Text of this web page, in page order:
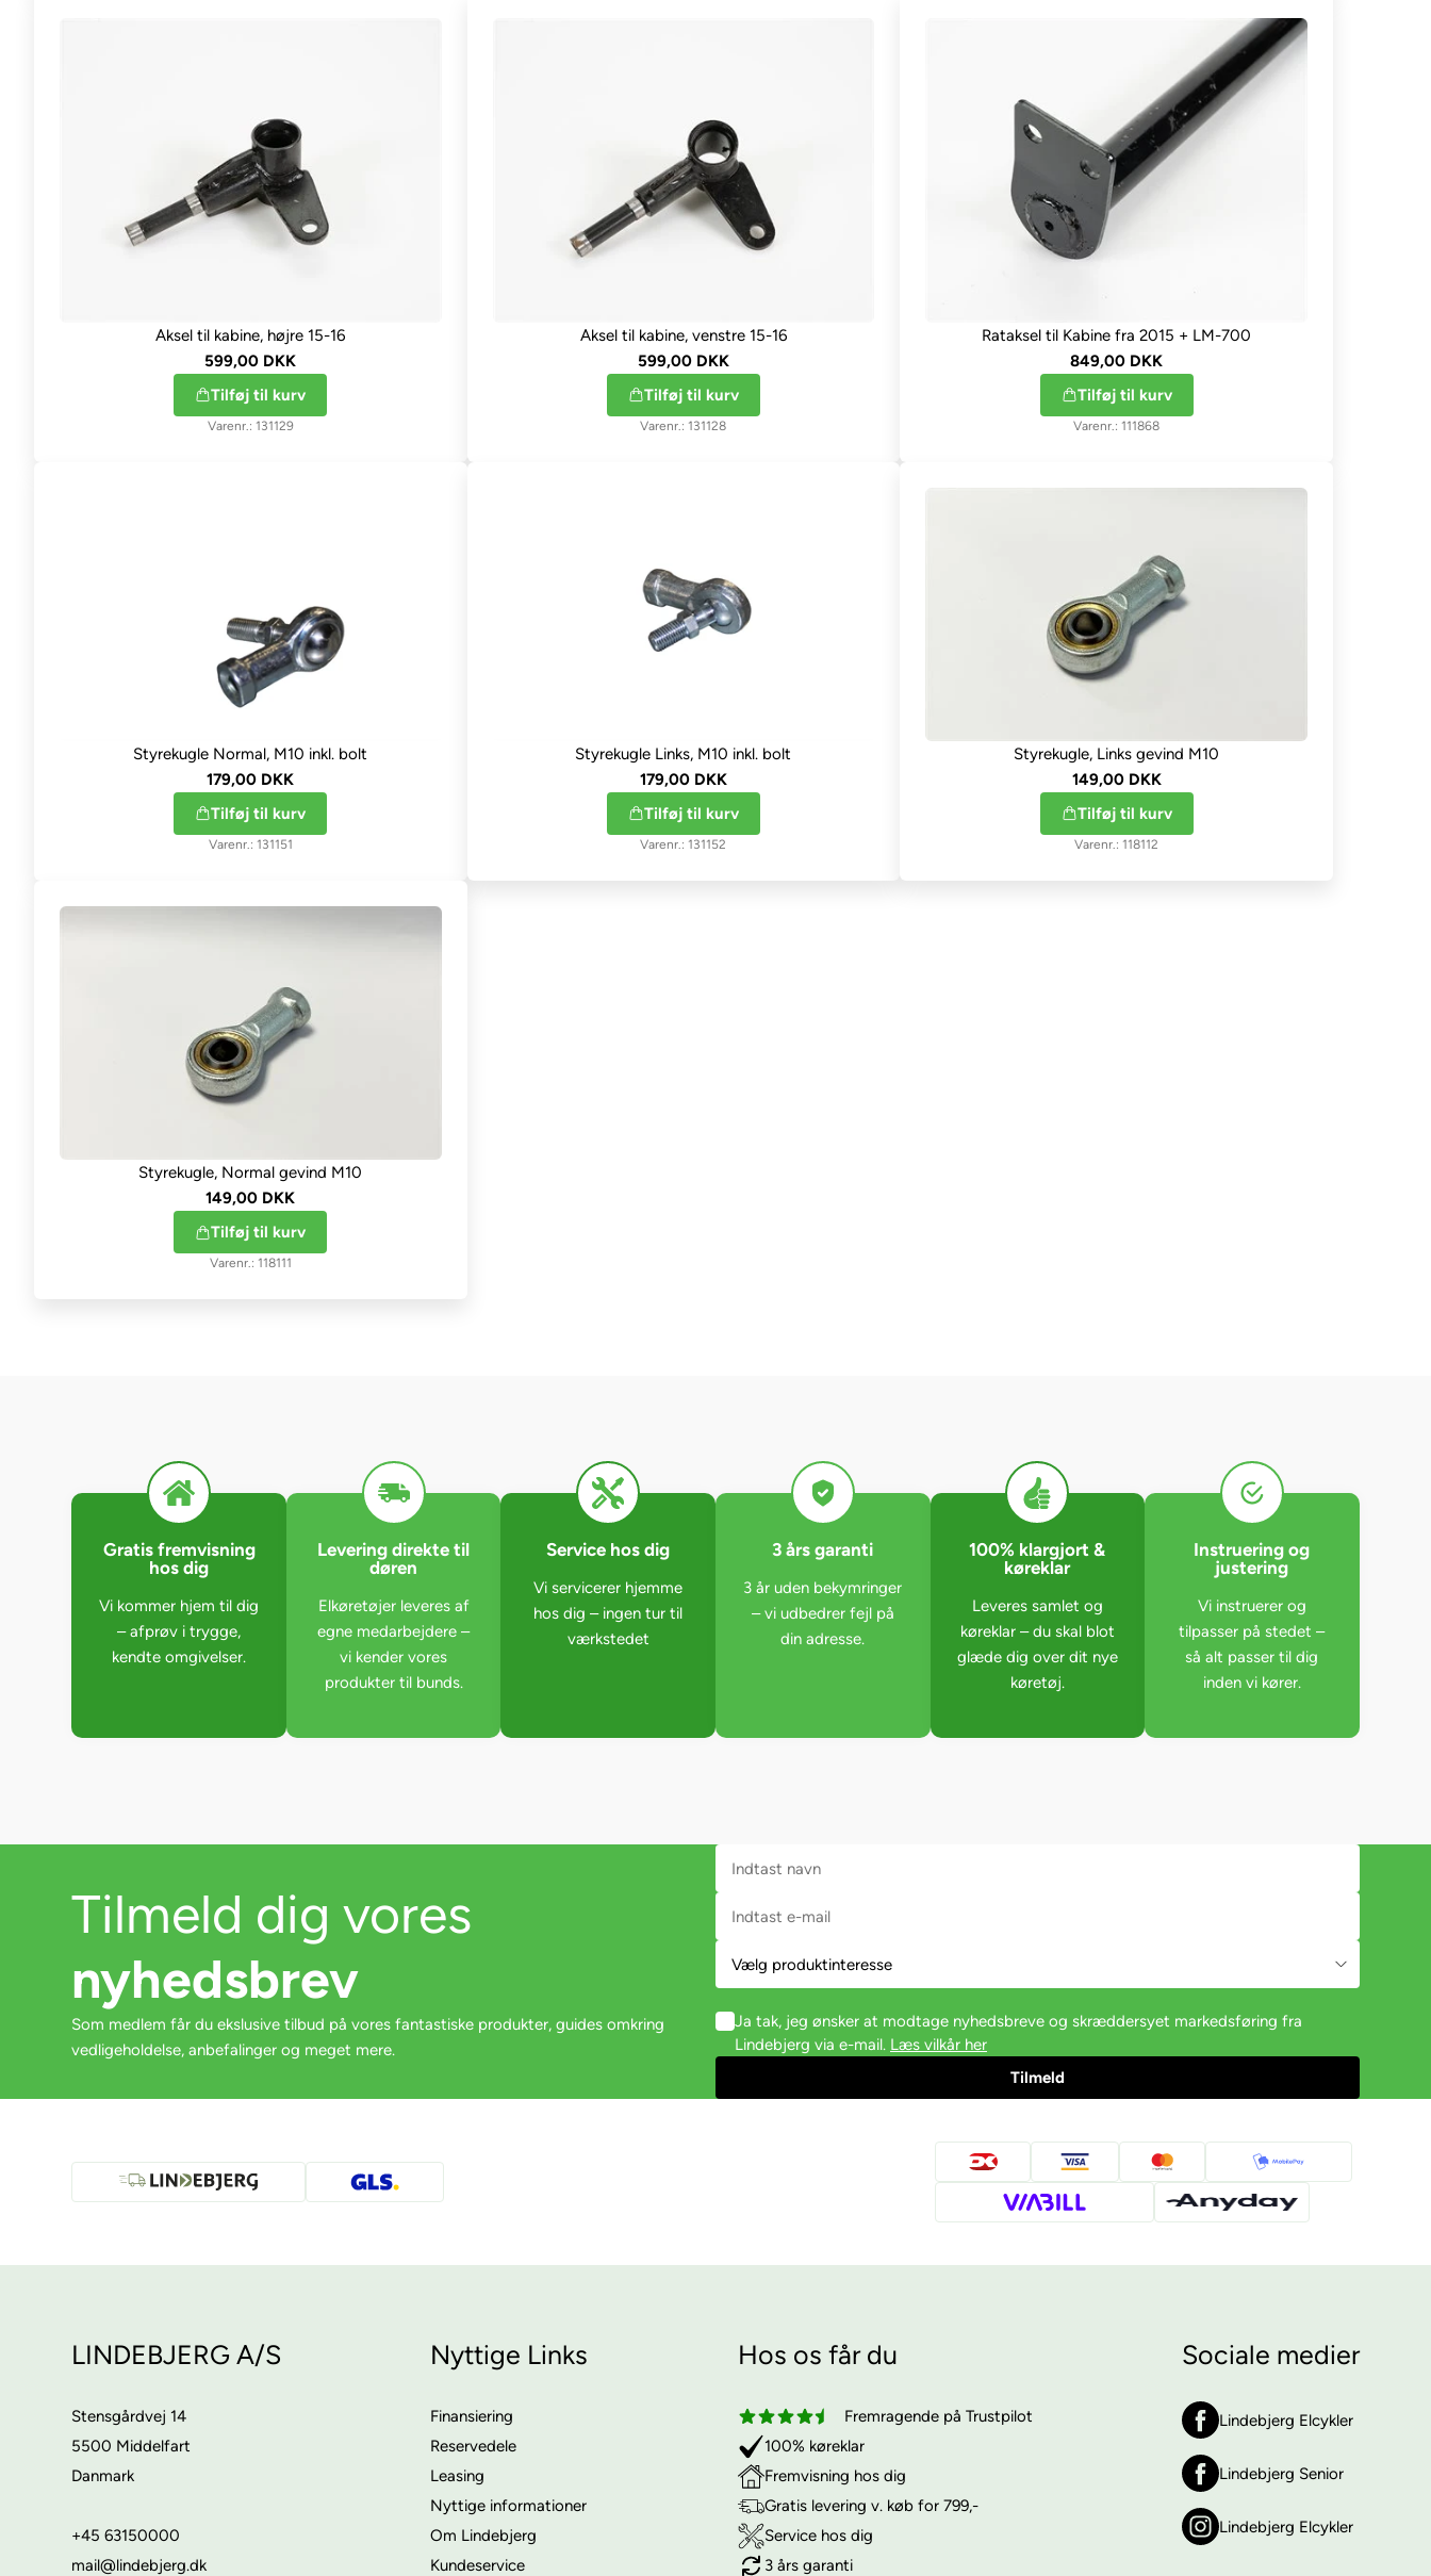
Aksel til kabine, højre 15-16
599,00 DKK
Tilføj til kurv
131129
Aksel til kabine, venstre 15-16
599,00 DKK
Tilføj til kurv
131128
Rataksel til Kabine fra 2015 + LM-700
849,00 DKK
Tilføj til kurv
111868
Styrekugle Normal, M10 inkl. bolt
179,00 DKK
Tilføj til kurv
131151
Styrekugle Links, M10 inkl. bolt
179,00 DKK
Tilføj til kurv
131152
Styrekugle, Links gevind M10
149,00 DKK
Tilføj til kurv
118112
Styrekugle, Normal gevind M10
149,00 DKK
Tilføj til kurv
118111
Gratis fremvisning
hos dig
Vi kommer hjem til dig
– afprøv i trygge,
kendte omgivelser.
Levering direkte til
døren
Elkøretøjer leveres af
egne medarbejdere –
vi kender vores
produkter til bunds.
Service hos dig
Vi servicerer hjemme
hos dig – ingen tur til
værkstedet
3 års garanti
3 år uden bekymringer
– vi udbedrer fejl på
din adresse.
100% klargjort &
køreklar
Leveres samlet og
køreklar – du skal blot
glæde dig over dit nye
køretøj.
Instruering og
justering
Vi instruerer og
tilpasser på stedet –
så alt passer til dig
inden vi kører.
Tilmeld dig vores
nyhedsbrev
Som medlem får du ekslusive tilbud på vores fantastiske produkter, guides omkring
vedligeholdelse, anbefalinger og meget mere.
Ja tak, jeg ønsker at modtage nyhedsbreve og skræddersyet markedsføring fra
Lindebjerg via e-mail. Læs vilkår her
LINDEBJERG A/S
Stensgårdvej 14
5500 Middelfart
Danmark
+45 63150000
mail@lindebjerg.dk
Nyttige Links
Finansiering
Reservedele
Leasing
Nyttige informationer
Om Lindebjerg
Kundeservice
Hos os får du
Fremragende på Trustpilot
100% køreklar
Fremvisning hos dig
Gratis levering v. køb for 799,-
Service hos dig
3 års garanti
Sociale medier
Lindebjerg Elcykler
Lindebjerg Senior
Lindebjerg Elcykler